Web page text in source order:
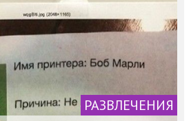
РАЗВЛЕЧЕНИЯ